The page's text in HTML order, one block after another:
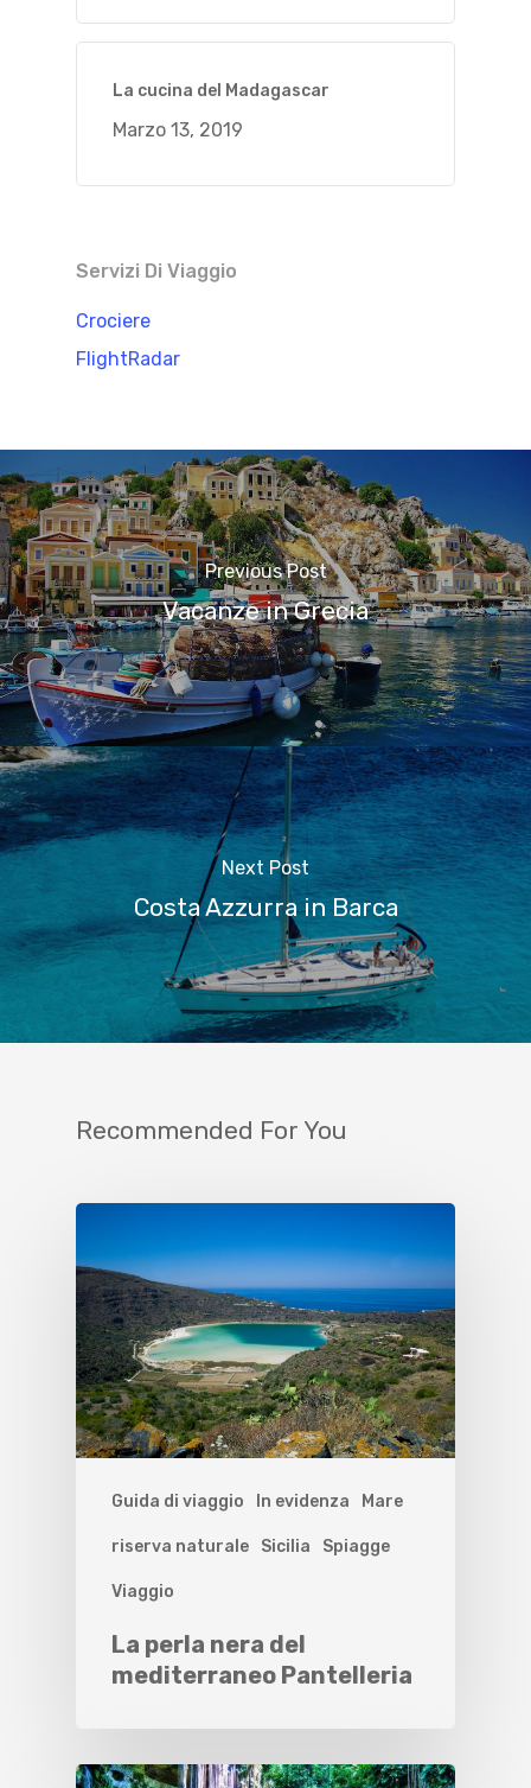
La cucina del Madagascar
Marzo 13, 2019
Servizi Di Viaggio
Crociere
FlightRadar
Previous Post
Vacanze in Grecia
Next Post
Costa Azzurra in Barca
Recommended For You
Guida di viaggio In evidenza Mare
riserva naturale Sicilia Spiagge
Viaggio
La perla nera del
mediterraneo Pantelleria